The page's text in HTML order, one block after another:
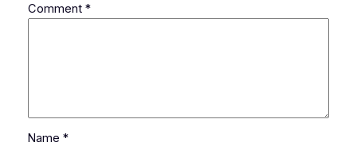
Comment *
Name *